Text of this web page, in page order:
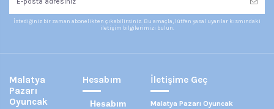
İstediğiniz bir zaman abonelikten çıkabilirsiniz. Bu amaçla, lütfen yasal uyarılar kısmındaki
iletişim bilgilerimizi bulun.
Malatya
Pazarı
Oyuncak
Hesabım
Hesabım
İletişime Geç
Malatya Pazarı Oyuncak